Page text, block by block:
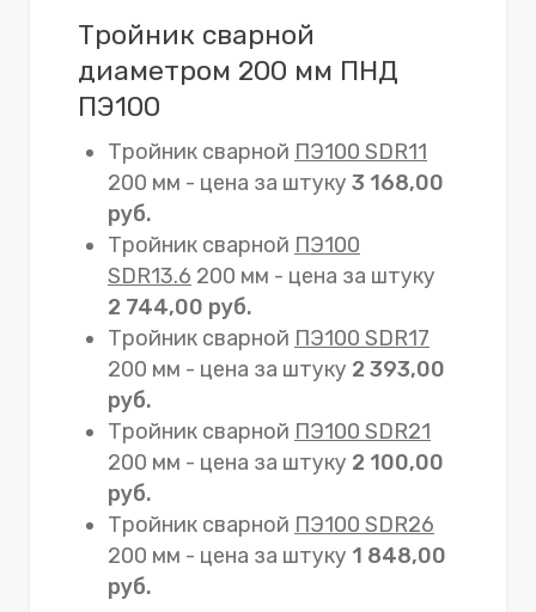
Тройник сварной
диаметром 200 мм ПНД
ПЭ100
Тройник сварной ПЭ100 SDR11
200 мм - цена за штуку 3 168,00
руб.
Тройник сварной ПЭ100
SDR13.6 200 мм - цена за штуку
2 744,00 руб.
Тройник сварной ПЭ100 SDR17
200 мм - цена за штуку 2 393,00
руб.
Тройник сварной ПЭ100 SDR21
200 мм - цена за штуку 2 100,00
руб.
Тройник сварной ПЭ100 SDR26
200 мм - цена за штуку 1 848,00
руб.